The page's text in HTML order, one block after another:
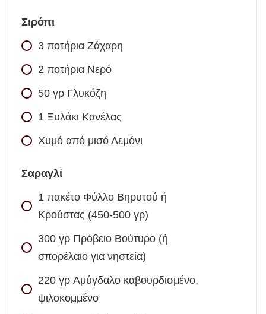
Σιρόπι
3 ποτήρια Ζάχαρη
2 ποτήρια Νερό
50 γρ Γλυκόζη
1 Ξυλάκι Κανέλας
Χυμό από μισό Λεμόνι
Σαραγλί
1 πακέτο Φύλλο Βηρυτού ή
Κρούστας (450-500 γρ)
300 γρ Πρόβειο Βούτυρο (ή
σπορέλαιο για νηστεία)
220 γρ Αμύγδαλο καβουρδισμένο,
ψιλοκομμένο